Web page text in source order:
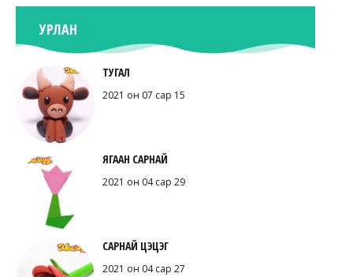
УРЛАН
ТУГАЛ
2021 он 07 сар 15
ЯГААН САРНАЙ
2021 он 04 сар 29
САРНАЙ ЦЭЦЭГ
2021 он 04 сар 27